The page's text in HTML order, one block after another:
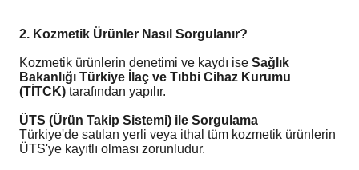
2. Kozmetik Ürünler Nasıl Sorgulanır?
Kozmetik ürünlerin denetimi ve kaydı ise Sağlık
Bakanlığı Türkiye İlaç ve Tıbbi Cihaz Kurumu
(TİTCK) tarafından yapılır.
ÜTS (Ürün Takip Sistemi) ile Sorgulama
Türkiye'de satılan yerli veya ithal tüm kozmetik ürünlerin
ÜTS'ye kayıtlı olması zorunludur.